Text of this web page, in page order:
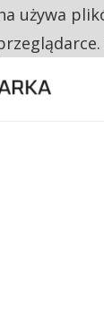
CHIN
używa